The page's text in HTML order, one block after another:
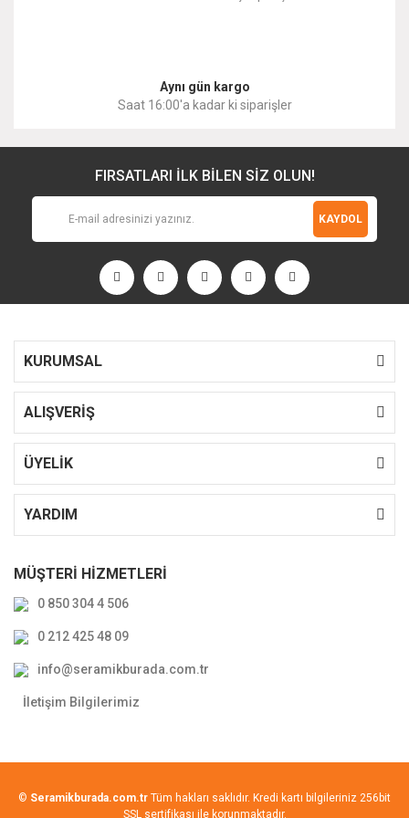
Aynı gün kargo
Saat 16:00'a kadar ki siparişler
FIRSATLARI İLK BİLEN SİZ OLUN!
KAYDOL
KURUMSAL
ALIŞVERİŞ
ÜYELİK
YARDIM
MÜŞTERİ HİZMETLERİ
0 850 304 4 506
0 212 425 48 09
info@seramikburada.com.tr
İletişim Bilgilerimiz
© Seramikburada.com.tr Tüm hakları saklıdır. Kredi kartı bilgileriniz 256bit
SSL sertifikası ile korunmaktadır.